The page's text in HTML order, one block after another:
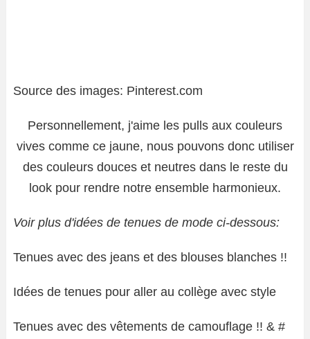
Source des images: Pinterest.com
Personnellement, j'aime les pulls aux couleurs
vives comme ce jaune, nous pouvons donc utiliser
des couleurs douces et neutres dans le reste du
look pour rendre notre ensemble harmonieux.
Voir plus d'idées de tenues de mode ci-dessous:
Tenues avec des jeans et des blouses blanches !!
Idées de tenues pour aller au collège avec style
Tenues avec des vêtements de camouflage !! & #